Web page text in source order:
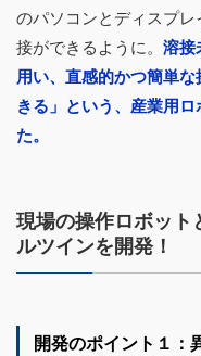
のパソコンとディスプ
接ができるように。 溶接
用い、直感的かつ簡単
きる」という、産業用
た。
現場の操作ロボット
ルツインを開発！
開発のポイント１：